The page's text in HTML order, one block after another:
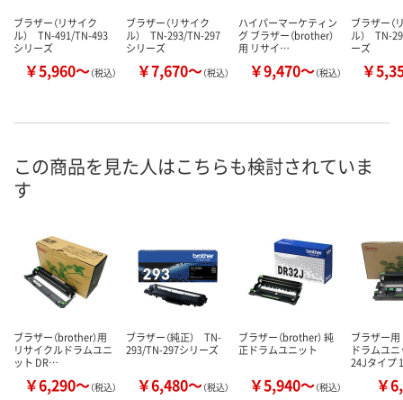
ブラザー（リサイク
ル） TN-491/TN-493
シリーズ
￥5,960～（税込）
ブラザー（リサイク
ル） TN-293/TN-297
シリーズ
￥7,670～（税込）
ハイパーマーケティン
グ ブラザー（brother）
用 リサイ…
￥9,470～（税込）
ブラザー（
ル） TN-
ーズ
￥
この商品を見た人はこちらも検討されていま
す
ブラザー（brother）用
リサイクルドラムユニ
ット DR…
￥6,290～（税込）
ブラザー（純正） TN-
293/TN-297シリーズ
￥6,480～（税込）
ブラザー（brother） 純
正ドラムユニット
￥5,940～（税込）
ブラザー
ドラムユ
24Jタイプ
￥